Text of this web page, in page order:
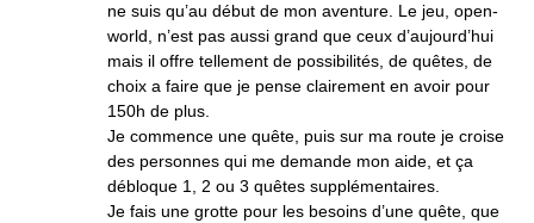
ne suis qu’au début de mon aventure. Le jeu, open-
world, n’est pas aussi grand que ceux d’aujourd’hui
mais il offre tellement de possibilités, de quêtes, de
choix a faire que je pense clairement en avoir pour
150h de plus.
Je commence une quête, puis sur ma route je croise
des personnes qui me demande mon aide, et ça
débloque 1, 2 ou 3 quêtes supplémentaires.
Je fais une grotte pour les besoins d’une quête, que